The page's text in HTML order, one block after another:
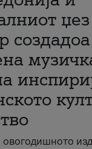
џез
создадоа
овогодишното